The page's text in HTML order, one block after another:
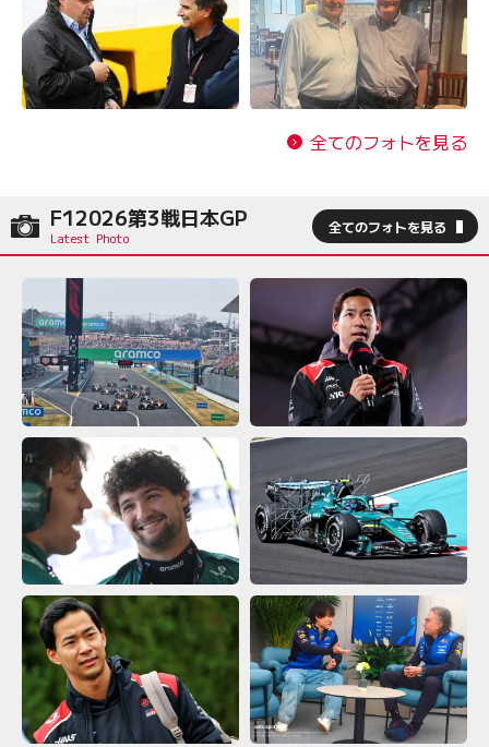
全てのフォトを見る
F12026第3戦日本GP 全てのフォトを見る